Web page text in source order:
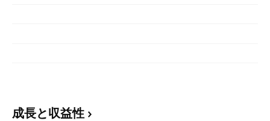
成長と収益性